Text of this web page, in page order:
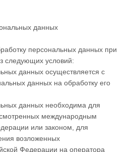
данных
персональных данных при
следующих условий:
данных осуществляется с
данных на обработку его
данных необходима для
международным
или законом, для
возложенных
Федерации на оператора